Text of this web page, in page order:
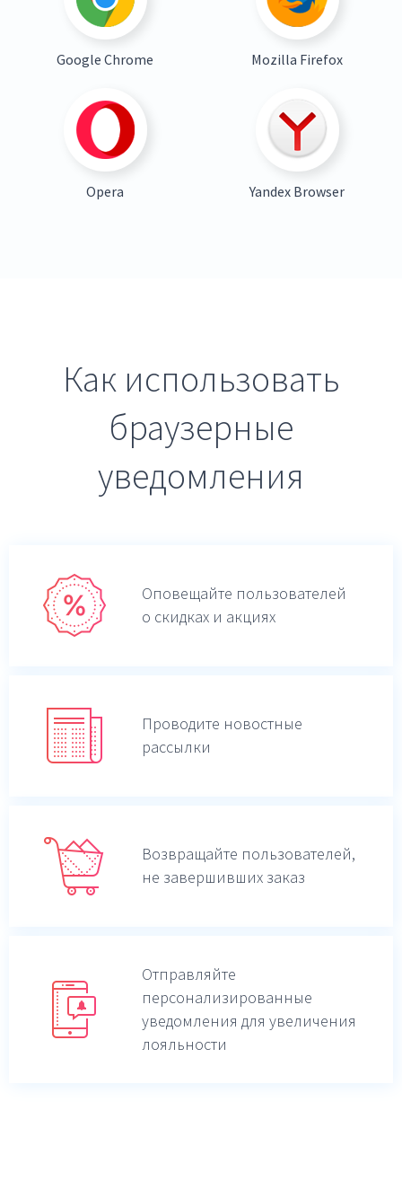
Google Chrome Mozilla Firefox
Opera Yandex Browser
Как использовать
браузерные
уведомления
Оповещайте пользователей
о скидках и акциях
Проводите новостные
рассылки
Возвращайте пользователей,
не завершивших заказ
Отправляйте
персонализированные
уведомления для увеличения
лояльности